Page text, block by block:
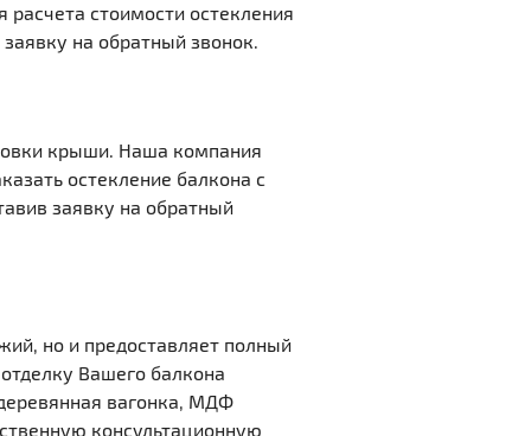
стоимости остекления
на обратный звонок.
крыши. Наша компания
остекление балкона с
заявку на обратный
но и предоставляет полный
Вашего балкона
вагонка, МДФ
консультационную